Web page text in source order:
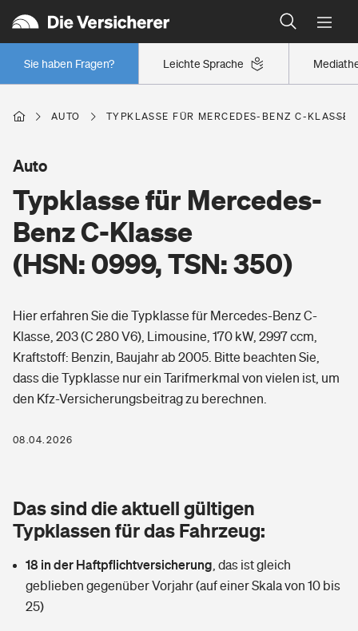
Leichte Sprache
Sie haben Fragen?
Wer versichert was: Jetzt Versicherer finden
Regionalklassen: So ist Ihre Region eingestuft
Wer versichert was: Jetzt Versicherer finden
Berufsunfähigkeitsversicherung
Arbeitsrechtsschutz
Berufshaftpflichtversicherung
Rentenrechner: Wie viel Geld bekomme ich im Alter?
Wer versichert was: Jetzt Versicherer finden
Sie haben Fragen?
Wohnen
Wohngebäudeversicherung
Hausratversicherung
Elementarversicherung
Photovoltaik
Wärmepumpen versichern
Vermieterrrechtsschutz
Mietkautionsversicherung
Restkreditversicherung
Pri­vate Haft­pflicht­
Rechts­schutz­ver­si­che­rung
Kinderunfall­ver­si­che­rung
Reiseversicherung
Gesundheit
Private Krankenversicherung
Tierkrankenversicherung
Zur Übersicht
AUTO TYPKLASSE FÜR MERCEDES-BENZ C-
Typklasse für Mercedes-
Benz C-Klasse
(HSN: 0999, TSN: 350)
Auto
Hier erfahren Sie die Typklasse für Mercedes-Benz C-
Klasse, 203 (C 280 V6), Limousine, 170 kW, 2997 ccm,
Kraftstoff: Benzin, Baujahr ab 2005. Bitte beachten Sie,
dass die Typklasse nur ein Tarifmerkmal von vielen ist, um
den Kfz-Versicherungsbeitrag zu berechnen.
08.04.2026
Das sind die aktuell gültigen
Typklassen für das Fahrzeug:
18 in der Haftpflichtversicherung das ist gleich
geblieben gegenüber Vorjahr (auf einer Skala von 10 bis
25)